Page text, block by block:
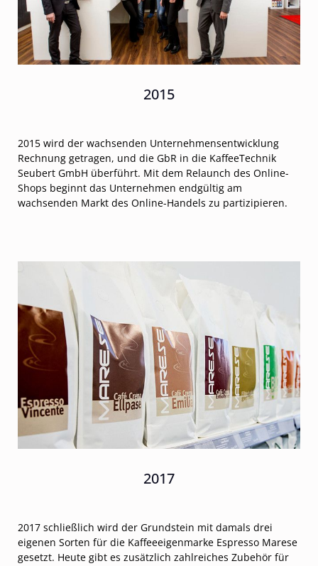
2015
2015 wird der wachsenden Unternehmensentwicklung
Rechnung getragen, und die GbR in die KaffeeTechnik
Seubert GmbH überführt. Mit dem Relaunch des Online-
Shops beginnt das Unternehmen endgültig am
wachsenden Markt des Online-Handels zu partizipieren.
2017
2017 schließlich wird der Grundstein mit damals drei
eigenen Sorten für die Kaffeeeigenmarke Espresso Marese
gesetzt. Heute gibt es zusätzlich zahlreiches Zubehör für